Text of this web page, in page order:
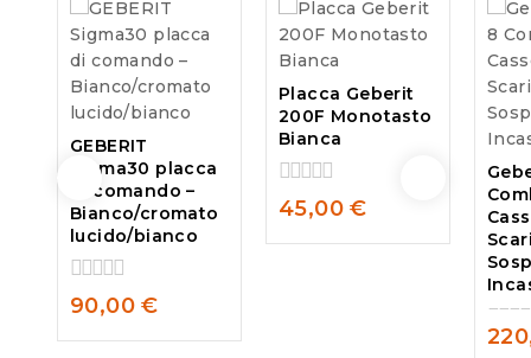
GEBERIT
Sigma30 placca
di comando –
Bianco/cromato
lucido/bianco
0
out
of
90,00€
Placca Geberit
200F Monotasto
Bianca
0
out
of
45,00€
0